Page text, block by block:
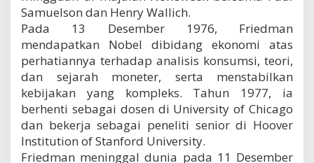
Samuelson dan Henry Wallich.
Pada 13 Desember 1976, Friedman
mendapatkan Nobel dibidang ekonomi atas
perhatiannya terhadap analisis konsumsi, teori,
dan sejarah moneter, serta menstabilkan
kebijakan yang kompleks. Tahun 1977, ia
berhenti sebagai dosen di University of Chicago
dan bekerja sebagai peneliti senior di Hoover
Institution of Stanford University.
Friedman meninggal dunia pada 11 Desember